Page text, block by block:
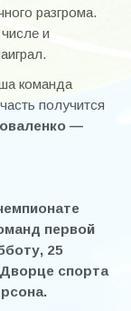
разгрома.
и
команда
получится
—
первой
25
спорта